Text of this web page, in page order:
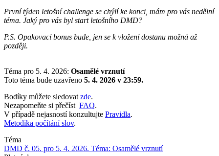
První týden letošní challenge se chýlí ke konci, mám pro vás nedělní
téma. Jaký pro vás byl start letošního DMD?
P.S. Opakovací bonus bude, jen se k vložení dostanu možná až
později.
Téma pro 5. 4. 2026: Osamělé vrznutí
Toto téma bude uzavřeno 5. 4. 2026 v 23:59.
Bodíky můžete sledovat zde.
Nezapomeňte si přečíst FAQ.
V případě nejasností konzultujte Pravidla.
Metodika počítání slov.
Téma
DMD č. 05. pro 5. 4. 2026. Téma: Osamělé vrznutí